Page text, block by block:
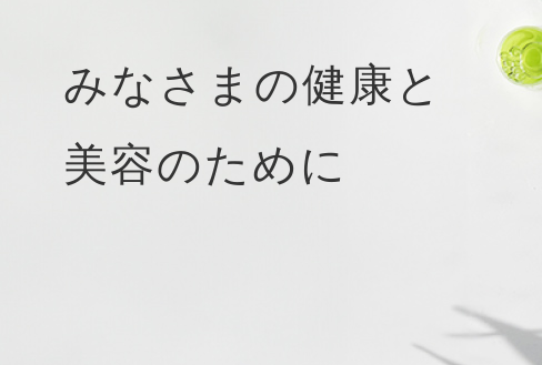
みなさまの健康と
美容のために